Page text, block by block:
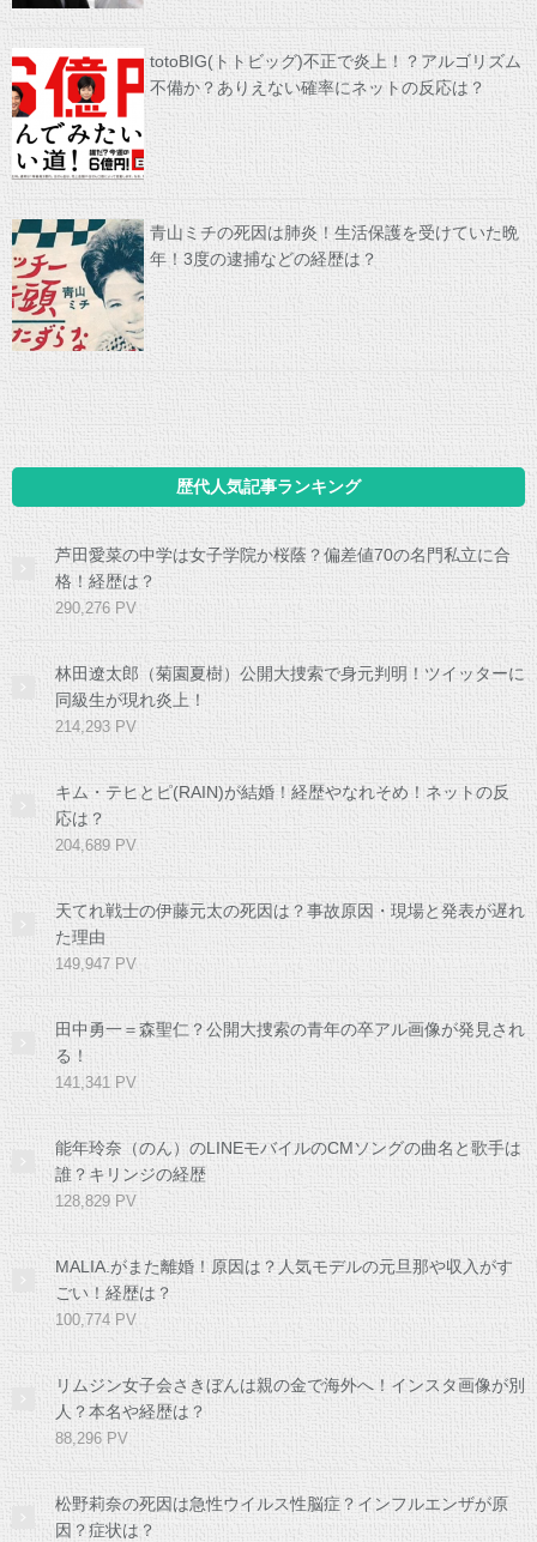
totoBIG(トトビッグ)不正で炎上！？アルゴリズム
不備か？ありえない確率にネットの反応は？
青山ミチの死因は肺炎！生活保護を受けていた晩
年！3度の逮捕などの経歴は？
歴代人気記事ランキング
芦田愛菜の中学は女子学院か桜蔭？偏差値70の名門私立に合
格！経歴は？
290,276 PV
林田遼太郎（菊園夏樹）公開大捜索で身元判明！ツイッターに
同級生が現れ炎上！
214,293 PV
キム・テヒとピ(RAIN)が結婚！経歴やなれそめ！ネットの反
応は？
204,689 PV
天てれ戦士の伊藤元太の死因は？事故原因・現場と発表が遅れ
た理由
149,947 PV
田中勇一＝森聖仁？公開大捜索の青年の卒アル画像が発見され
る！
141,341 PV
能年玲奈（のん）のLINEモバイルのCMソングの曲名と歌手は
誰？キリンジの経歴
128,829 PV
MALIA.がまた離婚！原因は？人気モデルの元旦那や収入がす
ごい！経歴は？
100,774 PV
リムジン女子会さきぼんは親の金で海外へ！インスタ画像が別
人？本名や経歴は？
88,296 PV
松野莉奈の死因は急性ウイルス性脳症？インフルエンザが原
因？症状は？